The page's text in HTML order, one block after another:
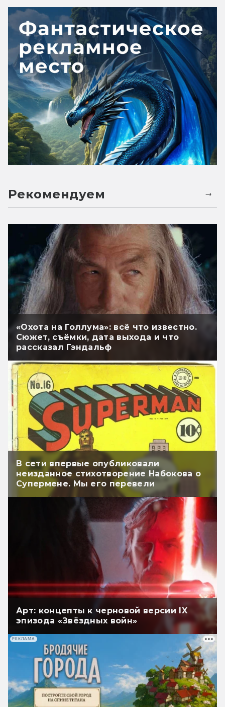
Рекомендуем
«Охота на Голлума»: всё что известно.
Сюжет, съёмки, дата выхода и что
рассказал Гэндальф
В сети впервые опубликовали
неизданное стихотворение Набокова о
Супермене. Мы его перевели
Арт: концепты к черновой версии IX
эпизода «Звёздных войн»
РЕКЛАМА